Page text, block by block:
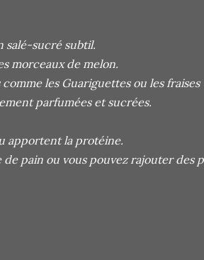
salé-sucré subtil.
morceaux de melon.
les Guariguettes ou les fraises
parfumées et sucrées.
apportent la protéine.
pain ou vous pouvez rajouter des